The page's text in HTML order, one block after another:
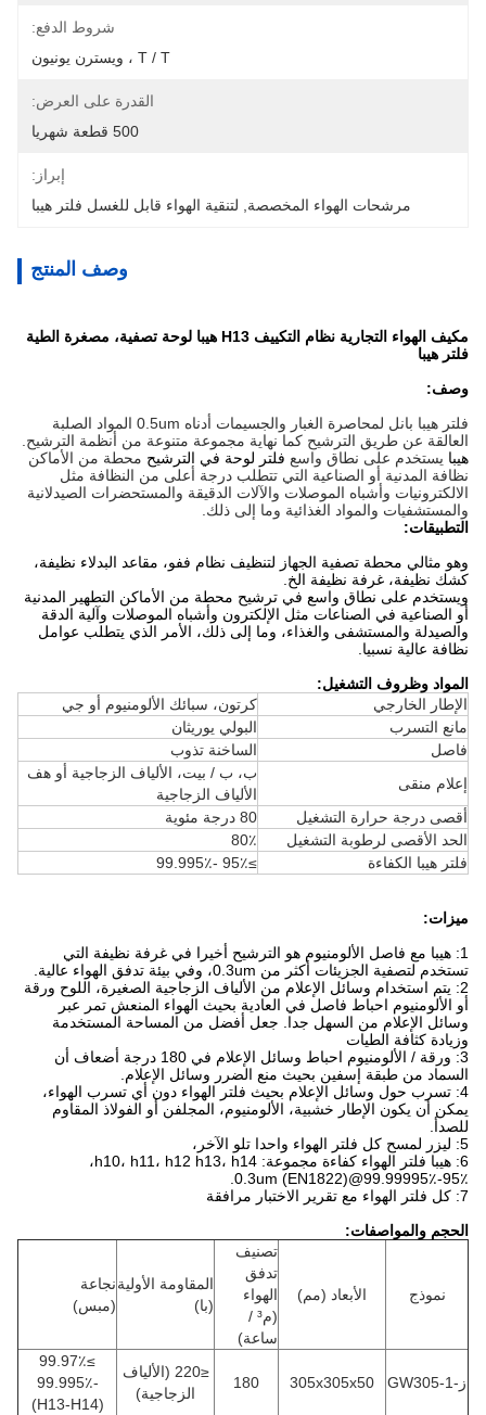
شروط الدفع:
T / T ، ويسترن يونيون
القدرة على العرض:
500 قطعة شهريا
إبراز:
مرشحات الهواء المخصصة
لتنقية الهواء قابل للغسل فلتر هيبا
وصف المنتج
مكيف الهواء التجارية نظام التكييف H13 هيبا لوحة تصفية، مصغرة الطية
فلتر هيبا
وصف:
فلتر هيبا بانل لمحاصرة الغبار والجسيمات أدناه 0.5um المواد الصلبة
العالقة عن طريق الترشيح كما نهاية مجموعة متنوعة من أنظمة الترشيح.
هيبا يستخدم على نطاق واسع فلتر لوحة في الترشيح محطة من الأماكن
نظافة المدنية أو الصناعية التي تتطلب درجة أعلى من النظافة مثل
الالكترونيات وأشباه الموصلات والآلات الدقيقة والمستحضرات الصيدلانية
والمستشفيات والمواد الغذائية وما إلى ذلك.
التطبيقات:
وهو مثالي محطة تصفية الجهاز لتنظيف نظام ففو، مقاعد البدلاء نظيفة،
كشك نظيفة، غرفة نظيفة الخ.
ويستخدم على نطاق واسع في ترشيح محطة من الأماكن التطهير المدنية
أو الصناعية في الصناعات مثل الإلكترون وأشباه الموصلات وآلية الدقة
والصيدلة والمستشفى والغذاء، وما إلى ذلك، الأمر الذي يتطلب عوامل
نظافة عالية نسبيا.
المواد وظروف التشغيل:
الإطار الخارجي
كرتون، سبائك الألومنيوم أو جي
مانع التسرب
البولي يوريثان
فاصل
الساخنة تذوب
إعلام منقى
ب، ب / بيت، الألياف الزجاجية أو هف
الألياف الزجاجية
أقصى درجة حرارة التشغيل
80 درجة مئوية
الحد الأقصى لرطوبة التشغيل
80٪
فلتر هيبا الكفاءة
≥95٪ -99.995٪
ميزات:
1: هيبا مع فاصل الألومنيوم هو الترشيح أخيرا في غرفة نظيفة التي
تستخدم لتصفية الجزيئات أكثر من 0.3um، وفي بيئة تدفق الهواء عالية.
2: يتم استخدام وسائل الإعلام من الألياف الزجاجية الصغيرة، اللوح ورقة
أو الألومنيوم احباط فاصل في العادية بحيث الهواء المنعش تمر عبر
وسائل الإعلام من السهل جدا.
جعل أفضل من المساحة المستخدمة
وزيادة كثافة الطيات
3: ورقة / الألومنيوم احباط وسائل الإعلام في 180 درجة أضعاف أن
السماد من طبقة إسفين بحيث منع الضرر وسائل الإعلام.
4: تسرب حول وسائل الإعلام بحيث فلتر الهواء دون أي تسرب الهواء،
يمكن أن يكون الإطار خشبية، الألومنيوم، المجلفن أو الفولاذ المقاوم
للصدأ.
5: ليزر لمسح كل فلتر الهواء واحدا تلو الآخر،
6: هيبا فلتر الهواء كفاءة مجموعة: h10، h11، h12 h13، h14،
95٪-99.99995٪@0.3um (EN1822).
7: كل فلتر الهواء مع تقرير الاختبار مرافقة
الحجم والمواصفات:
نموذج الأبعاد (مم)
تصنيف
تدفق
الهواء
(م³ /
ساعة)
المقاومة الأولية
(با)
نجاعة
(مبس)
ز-GW305-1 305x305x50
180
≤220 (الألياف
الزجاجية)
≥99.97٪
-99.995٪
(H13-H14)